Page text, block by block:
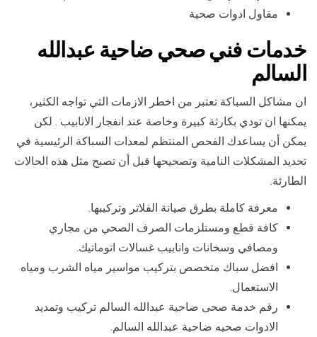
مقاول ادوات صحية
خدمات فني صحي ضاحية عبدالله
السالم
ان مشاكل السباكة تعتبر من اخطر الازمات التي تواجه الكثير،
يمكنها ان تودي بكارثة كبيرة وخاصة عند انفجار الانابيب . لكن
يمكن أن يساعدك الفحص المنتظم لمعدات السباكة الرئيسية في
تحديد المشكلات النامية وتصحيحها قبل أن تصبح مثل هذه الحالات
الطارئة.
معرفة كاملة بطرق صيانة الفلاتر وتركيبها.
كافة قطع ومستلزمات الصرف الصحي من مجاري
ومصافي وسخانات وانابيب غسالات اتوماتيك.
افضل سباك متخصص بتركيب مواسير مياه الشرب ومياه
الاستعمال.
رقم خدمة صحى ضاحية عبدالله السالم تركيب وتمديد
الادوات صحيه ضاحية عبدالله السالم.